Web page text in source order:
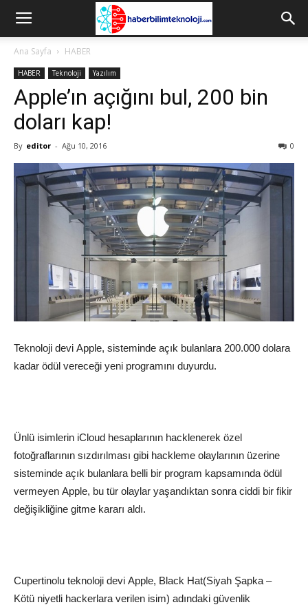
Ana Sayfa HABER
HABER Teknoloji Yazılım
Apple’ın açığını bul, 200 bin
doları kap!
By editor - Ağu 10, 2016 0
Teknoloji devi Apple, sisteminde açık bulanlara 200.000 dolara
kadar ödül vereceği yeni programını duyurdu.
Ünlü isimlerin iCloud hesaplarının hacklenerek özel
fotoğraflarının sızdırılması gibi hackleme olaylarının üzerine
sisteminde açık bulanlara belli bir program kapsamında ödül
vermeyen Apple, bu tür olaylar yaşandıktan sonra ciddi bir fikir
değişikliğine gitme kararı aldı.
Cupertinolu teknoloji devi Apple, Black Hat(Siyah Şapka –
Kötü niyetli hackerlara verilen isim) adındaki güvenlik